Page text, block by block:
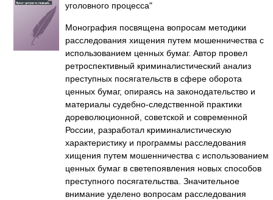
уголовного процесса"
Монография посвящена вопросам методики
расследования хищения путем мошенничества с
использованием ценных бумаг. Автор провел
ретроспективный криминалистический анализ
преступных посягательств в сфере оборота
ценных бумаг, опираясь на законодательство и
материалы судебно-следственной практики
дореволюционной, советской и современной
России, разработал криминалистическую
характеристику и программы расследования
хищения путем мошенничества с использованием
ценных бумаг в светепоявления новых способов
преступного посягательства. Значительное
внимание уделено вопросам расследования